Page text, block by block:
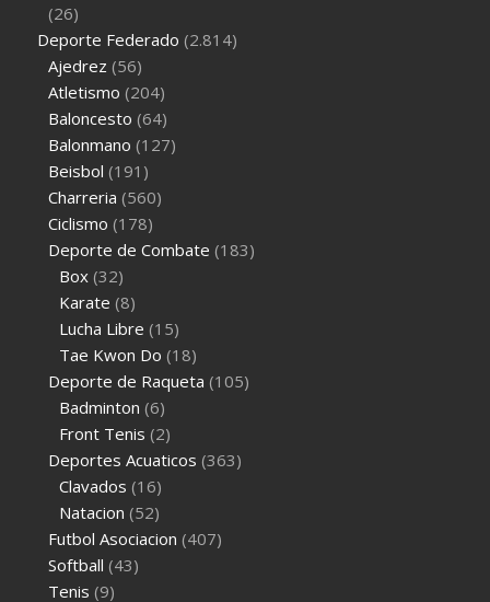
(26)
Deporte Federado (2.814)
Ajedrez (56)
Atletismo (204)
Baloncesto (64)
Balonmano (127)
Beisbol (191)
Charreria (560)
Ciclismo (178)
Deporte de Combate (183)
Box (32)
Karate (8)
Lucha Libre (15)
Tae Kwon Do (18)
Deporte de Raqueta (105)
Badminton (6)
Front Tenis (2)
Deportes Acuaticos (363)
Clavados (16)
Natacion (52)
Futbol Asociacion (407)
Softball (43)
Tenis (9)